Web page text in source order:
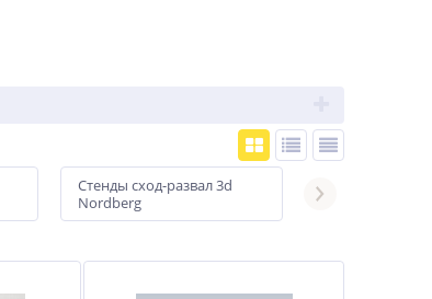
Стенды сход-развал 3d
Nordberg